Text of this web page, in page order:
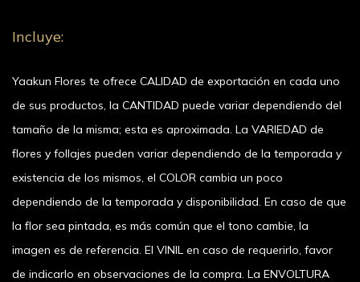
Incluye:
Yaakun Flores te ofrece CALIDAD de exportación en cada uno
de sus productos, la CANTIDAD puede variar dependiendo del
tamaño de la misma; esta es aproximada. La VARIEDAD de
flores y follajes pueden variar dependiendo de la temporada y
existencia de los mismos, el COLOR cambia un poco
dependiendo de la temporada y disponibilidad. En caso de que
la flor sea pintada, es más común que el tono cambie, la
imagen es de referencia. El VINIL en caso de requerirlo, favor
de indicarlo en observaciones de la compra. La ENVOLTURA